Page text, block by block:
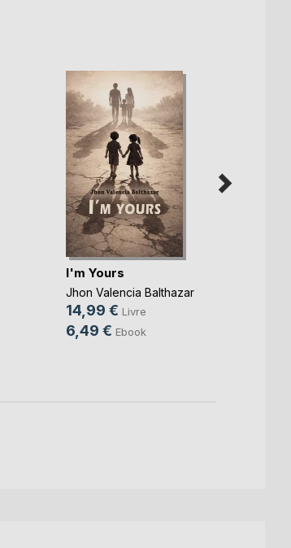
I'm Yours
Jhon Valencia Balthazar
14,99 € Livre
6,49 € Ebook